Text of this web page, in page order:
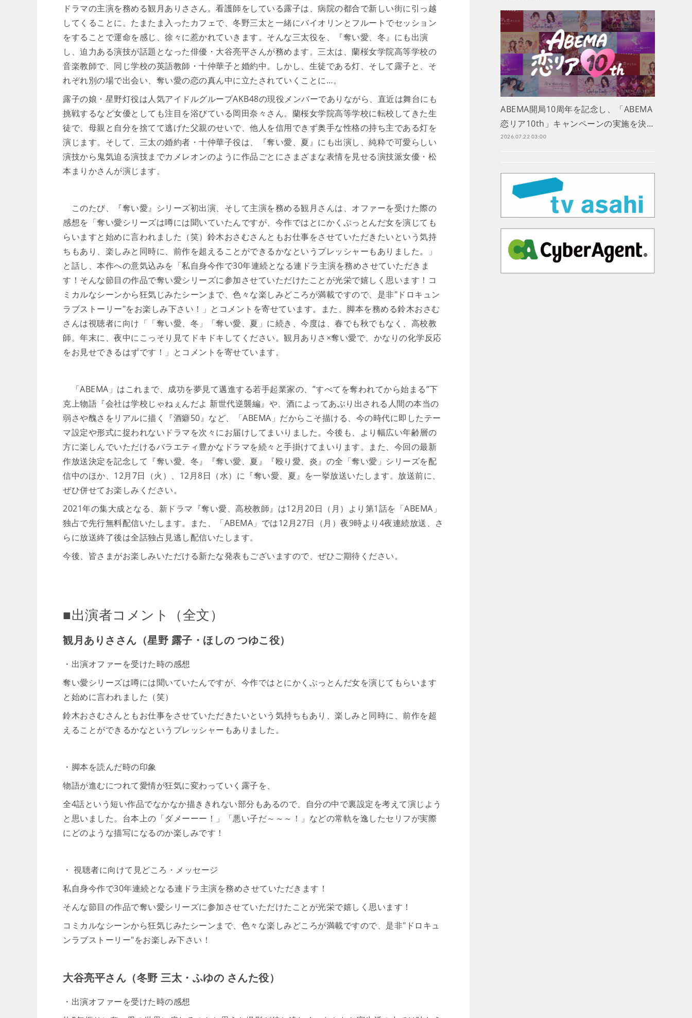
ドラマの主演を務める観月ありささん。看護師をしている露子は、病院の都合で新しい街に引っ越
してくることに。たまたま入ったカフェで、冬野三太と一緒にバイオリンとフルートでセッション
をすることで運命を感じ、徐々に惹かれていきます。そんな三太役を、『奪い愛、冬』にも出演
し、迫力ある演技が話題となった俳優・大谷亮平さんが務めます。三太は、蘭桜女学院高等学校の
音楽教師で、同じ学校の英語教師・十仲華子と婚約中。しかし、生徒である灯、そして露子と、そ
れぞれ別の場で出会い、奪い愛の恋の真ん中に立たされていくことに…。
露子の娘・星野灯役は人気アイドルグループAKB48の現役メンバーでありながら、直近は舞台にも
挑戦するなど女優としても注目を浴びている岡田奈々さん。蘭桜女学院高等学校に転校してきた生
徒で、母親と自分を捨てて逃げた父親のせいで、他人を信用できず奥手な性格の持ち主である灯を
演じます。そして、三太の婚約者・十仲華子役は、『奪い愛、夏』にも出演し、純粋で可愛らしい
演技から鬼気迫る演技までカメレオンのように作品ごとにさまざまな表情を見せる演技派女優・松
本まりかさんが演じます。
このたび、『奪い愛』シリーズ初出演、そして主演を務める観月さんは、オファーを受けた際の
感想を「奪い愛シリーズは噂には聞いていたんですが、今作ではとにかくぶっとんだ女を演じても
らいますと始めに言われました（笑）鈴木おさむさんともお仕事をさせていただきたいという気持
ちもあり、楽しみと同時に、前作を超えることができるかなというプレッシャーもありました。」
と話し、本作への意気込みを「私自身今作で30年連続となる連ドラ主演を務めさせていただきま
す！そんな節目の作品で奪い愛シリーズに参加させていただけたことが光栄で嬉しく思います！コ
ミカルなシーンから狂気じみたシーンまで、色々な楽しみどころが満載ですので、是非"ドロキュン
ラブストーリー"をお楽しみ下さい！」とコメントを寄せています。また、脚本を務める鈴木おさむ
さんは視聴者に向け「「奪い愛、冬」「奪い愛、夏」に続き、今度は、春でも秋でもなく、高校教
師。年末に、夜中にこっそり見てドキドキしてください。観月ありさ×奪い愛で、かなりの化学反応
をお見せできるはずです！」とコメントを寄せています。
「ABEMA」はこれまで、成功を夢見て邁進する若手起業家の、”すべてを奪われてから始まる”下
克上物語『会社は学校じゃねぇんだよ 新世代逆襲編』や、酒によってあぶり出される人間の本当の
弱さや醜さをリアルに描く『酒癖50』など、「ABEMA」だからこそ描ける、今の時代に即したテー
マ設定や形式に捉われないドラマを次々にお届けしてまいりました。今後も、より幅広い年齢層の
方に楽しんでいただけるバラエティ豊かなドラマを続々と手掛けてまいります。また、今回の最新
作放送決定を記念して『奪い愛、冬』『奪い愛、夏』『殴り愛、炎』の全「奪い愛」シリーズを配
信中のほか、12月7日（火）、12月8日（水）に『奪い愛、夏』を一挙放送いたします。放送前に、
ぜひ併せてお楽しみください。
2021年の集大成となる、新ドラマ『奪い愛、高校教師』は12月20日（月）より第1話を「ABEMA」
独占で先行無料配信いたします。また、「ABEMA」では12月27日（月）夜9時より4夜連続放送、さ
らに放送終了後は全話独占見逃し配信いたします。
今後、皆さまがお楽しみいただける新たな発表もございますので、ぜひご期待ください。
■出演者コメント（全文）
観月ありささん（星野 露子・ほしの つゆこ役）
・出演オファーを受けた時の感想
奪い愛シリーズは噂には聞いていたんですが、今作ではとにかくぶっとんだ女を演じてもらいます
と始めに言われました（笑）
鈴木おさむさんともお仕事をさせていただきたいという気持ちもあり、楽しみと同時に、前作を超
えることができるかなというプレッシャーもありました。
・脚本を読んだ時の印象
物語が進むにつれて愛情が狂気に変わっていく露子を、
全4話という短い作品でなかなか描ききれない部分もあるので、自分の中で裏設定を考えて演じよう
と思いました。台本上の「ダメーーー！」「悪い子だ～～～！」などの常軌を逸したセリフが実際
にどのような描写になるのか楽しみです！
・ 視聴者に向けて見どころ・メッセージ
私自身今作で30年連続となる連ドラ主演を務めさせていただきます！
そんな節目の作品で奪い愛シリーズに参加させていただけたことが光栄で嬉しく思います！
コミカルなシーンから狂気じみたシーンまで、色々な楽しみどころが満載ですので、是非"ドロキュ
ンラブストーリー"をお楽しみ下さい！
大谷亮平さん（冬野 三太・ふゆの さんた役）
・出演オファーを受けた時の感想
ABEMA開局10周年を記念し、「ABEMA
恋リア10th」キャンペーンの実施を決…
2026.07.22 03:00